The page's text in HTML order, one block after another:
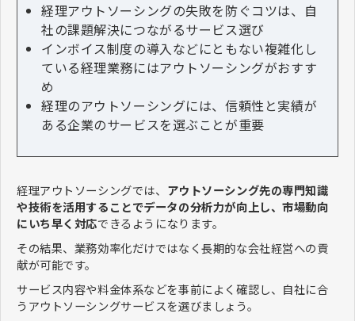
経理アウトソーシングの失敗を防ぐコツは、自
社の課題解決につながるサービス選び
インボイス制度の導入などにともない複雑化し
ている経理業務にはアウトソーシングがおすす
め
経理のアウトソーシングには、信頼性と実績が
ある企業のサービスを選ぶことが重要
経理アウトソーシングでは、 アウトソーシング先の専門知識
や技術を活用することでデータの分析力が向上し、市場動向
にいち早く対応できるようになります。
その結果、業務効率化だけではなく長期的な会社経営への貢
献が可能です。
サービス内容や料金体系などを事前によく確認し、自社に合
うアウトソーシングサービスを選びましょう。